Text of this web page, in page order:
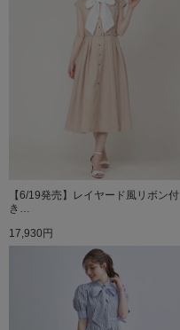
【6/19発売】レイヤード風リボン付
き…
17,930円